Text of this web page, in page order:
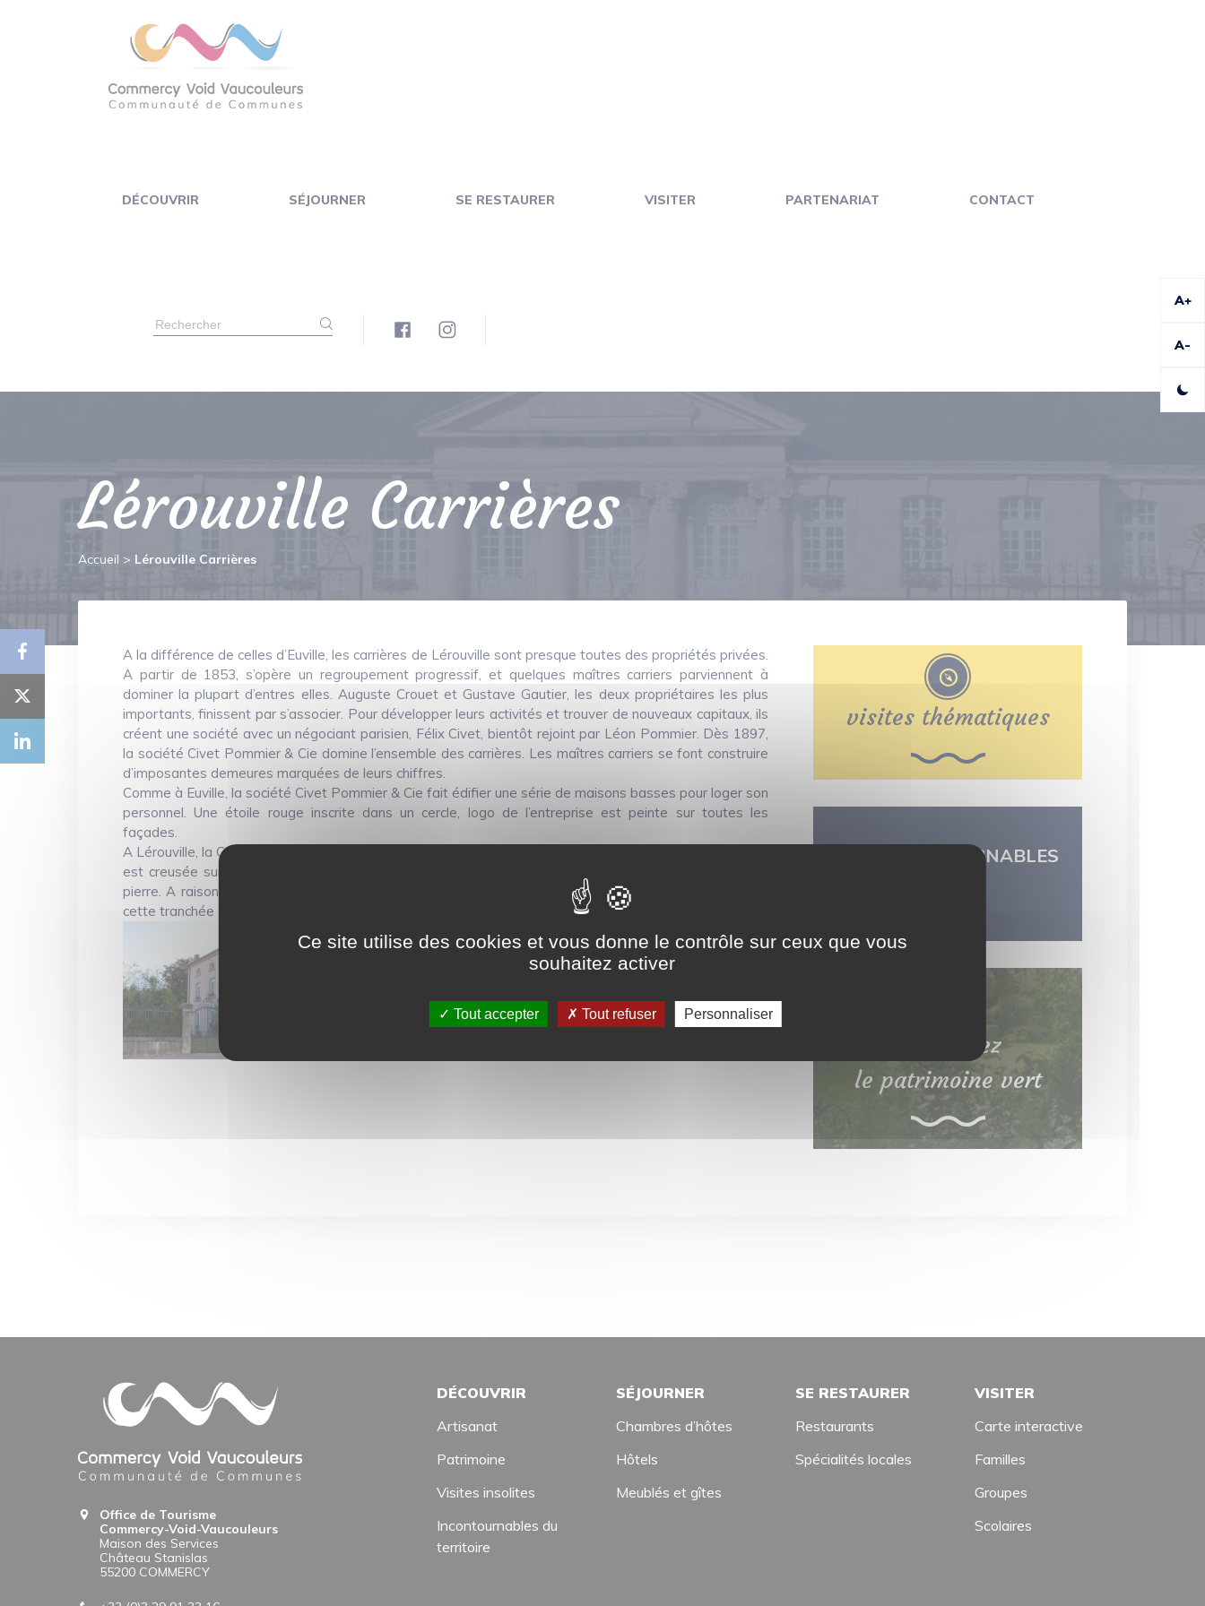
DÉCOUVRIR SÉJOURNER SE RESTAURER VISITER PARTENARIAT CONTACT
Lérouville Carrières
Accueil > Lérouville Carrières
A la différence de celles d’Euville, les carrières de Lérouville sont presque toutes des propriétés privées.
A partir de 1853, s’opère un regroupement progressif, et quelques maîtres carriers parviennent à
dominer la plupart d’entres elles. Auguste Crouet et Gustave Gautier, les deux propriétaires les plus
importants, finissent par s’associer. Pour développer leurs activités et trouver de nouveaux capitaux, ils
créent une société avec un négociant parisien, Félix Civet, bientôt rejoint par Léon Pommier. Dès 1897,
la société Civet Pommier & Cie domine l’ensemble des carrières. Les maîtres carriers se font construire
d’imposantes demeures marquées de leurs chiffres.
Comme à Euville, la société Civet Pommier & Cie fait édifier une série de maisons basses pour loger son
personnel. Une étoile rouge inscrite dans un cercle, logo de l’entreprise est peinte sur toutes les
façades.
A Lérouville, la Carrière de Lavaux du Lac Vert présente un enjarot abandonné. Cette tranchée verticale
est creusée sur toute la hauteur du front de taille. C’est la première phase d’extraction d’un bloc de
pierre. A raison de 12h quotidien par jour l’enjarteur peut mettre jusqu’à plusieurs mois afin de réaliser
cette tranchée d’environ 50 cm de large. L’exploitation de cette carrière prend fin en 1914
visites thématiques
LES INCONTOURNABLES
Découvrez
le patrimoine vert
A+
A-
Office de Tourisme
Commercy-Void-Vaucouleurs
Maison des Services
Château Stanislas
55200 COMMERCY
DÉCOUVRIR
Artisanat
Patrimoine
Visites insolites
Incontournables du
territoire
SÉJOURNER
Chambres d’hôtes
Hôtels
Meublés et gîtes
SE RESTAURER
Restaurants
Spécialités locales
VISITER
Carte interactive
Familles
Groupes
Scolaires
Ce site utilise des cookies et vous donne le contrôle sur ceux que vous
souhaitez activer
Tout accepter Tout refuser Personnaliser